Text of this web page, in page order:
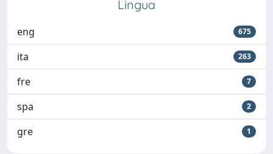
Lingua
eng 675
ita 263
fre 7
spa 2
gre 1